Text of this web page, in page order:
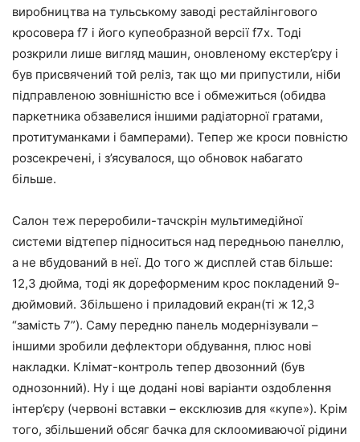
виробництва на тульському заводі рестайлінгового
кросовера f7 і його купеобразной версії f7x. Тоді
розкрили лише вигляд машин, оновленому екстер’єру і
був присвячений той реліз, так що ми припустили, ніби
підправленою зовнішністю все і обмежиться (обидва
паркетника обзавелися іншими радіаторної гратами,
протитуманками і бамперами). Тепер же кроси повністю
розсекречені, і з’ясувалося, що обновок набагато
більше.
Салон теж переробили-тачскрін мультимедійної
системи відтепер підноситься над передньою панеллю,
а не вбудований в неї. До того ж дисплей став більше:
12,3 дюйма, тоді як дореформеним крос покладений 9-
дюймовий. Збільшено і приладовий екран(ті ж 12,3
“замість 7”). Саму передню панель модернізували –
іншими зробили дефлектори обдування, плюс нові
накладки. Клімат-контроль тепер двозонний (був
однозонний). Ну і ще додані нові варіанти оздоблення
інтер’єру (червоні вставки – ексклюзив для «купе»). Крім
того, збільшений обсяг бачка для склоомиваючої рідини